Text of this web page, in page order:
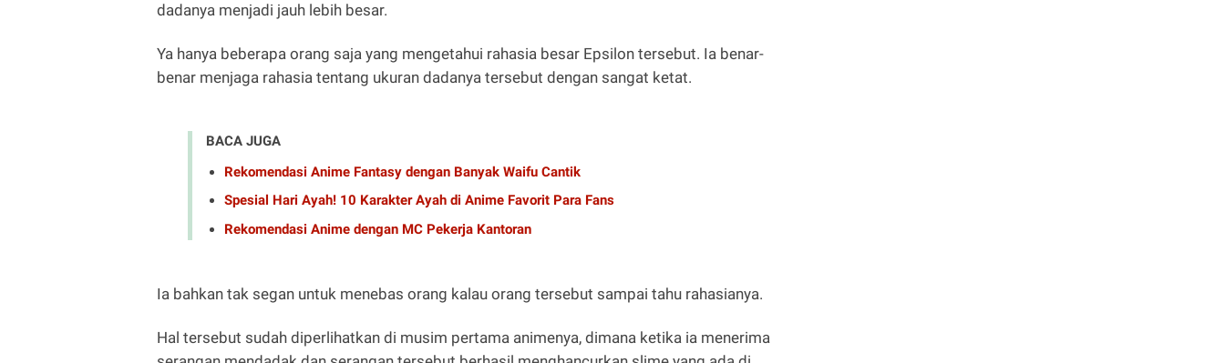
dadanya menjadi jauh lebih besar.
Ya hanya beberapa orang saja yang mengetahui rahasia besar Epsilon tersebut. Ia benar-
benar menjaga rahasia tentang ukuran dadanya tersebut dengan sangat ketat.
BACA JUGA
Rekomendasi Anime Fantasy dengan Banyak Waifu Cantik
Spesial Hari Ayah! 10 Karakter Ayah di Anime Favorit Para Fans
Rekomendasi Anime dengan MC Pekerja Kantoran
Ia bahkan tak segan untuk menebas orang kalau orang tersebut sampai tahu rahasianya.
Hal tersebut sudah diperlihatkan di musim pertama animenya, dimana ketika ia menerima